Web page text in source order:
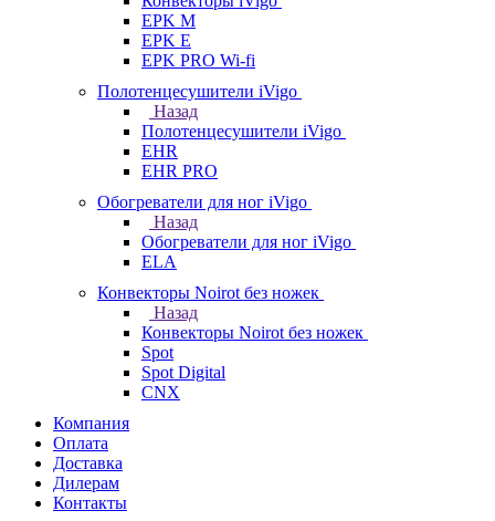
EPK M
EPK E
EPK PRO Wi-fi
Полотенцесушители iVigo
Назад
Полотенцесушители iVigo
EHR
EHR PRO
Обогреватели для ног iVigo
Назад
Обогреватели для ног iVigo
ELA
Конвекторы Noirot без ножек
Назад
Конвекторы Noirot без ножек
Spot
Spot Digital
CNX
Компания
Оплата
Доставка
Дилерам
Контакты